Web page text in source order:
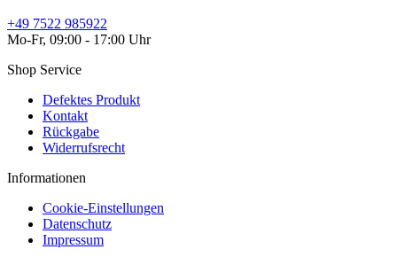
+49 7522 985922
Mo-Fr, 09:00 - 17:00 Uhr
Shop Service
Defektes Produkt
Kontakt
Rückgabe
Widerrufsrecht
Informationen
Cookie-Einstellungen
Datenschutz
Impressum